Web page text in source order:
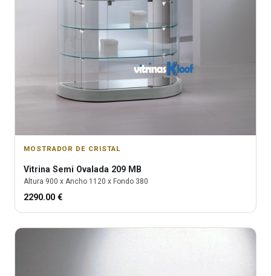
MOSTRADOR DE CRISTAL
Vitrina Semi Ovalada 209 MB
Altura 900 x Ancho 1120 x Fondo 380
2290.00 €